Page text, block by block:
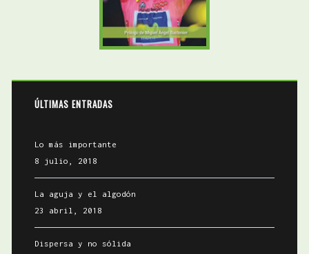
ÚLTIMAS ENTRADAS
Lo más importante
8 julio, 2018
La aguja y el algodón
23 abril, 2018
Dispersa y no sólida